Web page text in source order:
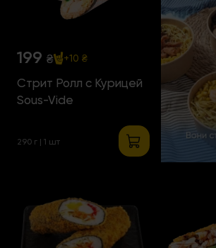
199 ₴ +10 ₴
Стрит Ролл с Курицей
Sous-Vide
290 г | 1 шт